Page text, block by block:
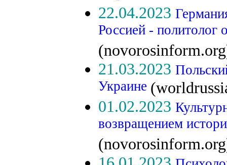
22.04.2023
Россией - политолог
21.03.2023
Украине
01.02.2023
возвращением